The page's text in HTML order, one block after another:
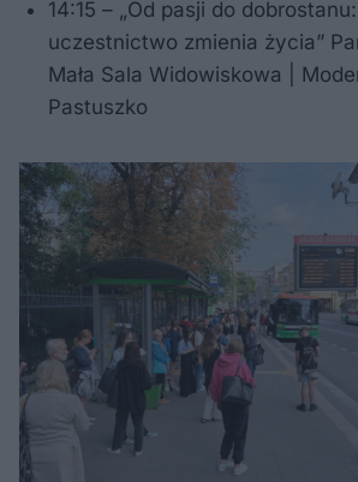
14:15 – „Od pasji do
uczestnictwo zmienia życia”
Mała Sala Widowiskowa |
Pastuszko